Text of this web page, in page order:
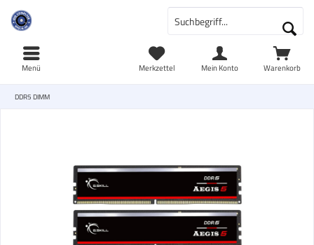
Warenkorb
Merkzettel Mein Konto
Menü
DDR5 DIMM